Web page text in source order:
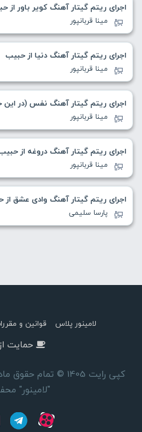
اجرای ریتم گیتار آهنگ کویر باور از
مینا قربانپور
اجرای ریتم گیتار آهنگ دنیا از حبیب
مینا قربانپور
اجرای ریتم گیتار آهنگ نفس (در
مینا قربانپور
اجرای ریتم گیتار آهنگ دروغه از
مینا قربانپور
اجرای ریتم گیتار آهنگ وادی عشق
پارسا سلیمی
لامینور پلاس قوانین و
حمایت
کپی رایت 1405 ©
"لامینور"